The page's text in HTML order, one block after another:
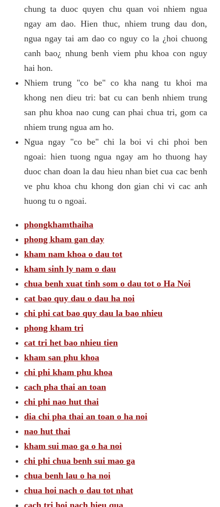
chung ta duoc quyen chu quan voi nhiem ngua
ngay am dao. Hien thuc, nhiem trung dau don,
ngua ngay tai am dao co nguy co la ¿hoi chuong
canh bao¿ nhung benh viem phu khoa con nguy
hai hon.
Nhiem trung "co be" co kha nang tu khoi ma
khong nen dieu tri: bat cu can benh nhiem trung
san phu khoa nao cung can phai chua tri, gom ca
nhiem trung ngua am ho.
Ngua ngay "co be" chi la boi vi chi phoi ben
ngoai: hien tuong ngua ngay am ho thuong hay
duoc chan doan la dau hieu nhan biet cua cac benh
ve phu khoa chu khong don gian chi vi cac anh
huong tu o ngoai.
phongkhamthaiha
phong kham gan day
kham nam khoa o dau tot
kham sinh ly nam o dau
chua benh xuat tinh som o dau tot o Ha Noi
cat bao quy dau o dau ha noi
chi phi cat bao quy dau la bao nhieu
phong kham tri
cat tri het bao nhieu tien
kham san phu khoa
chi phi kham phu khoa
cach pha thai an toan
chi phi nao hut thai
dia chi pha thai an toan o ha noi
nao hut thai
kham sui mao ga o ha noi
chi phi chua benh sui mao ga
chua benh lau o ha noi
chua hoi nach o dau tot nhat
cach tri hoi nach hieu qua